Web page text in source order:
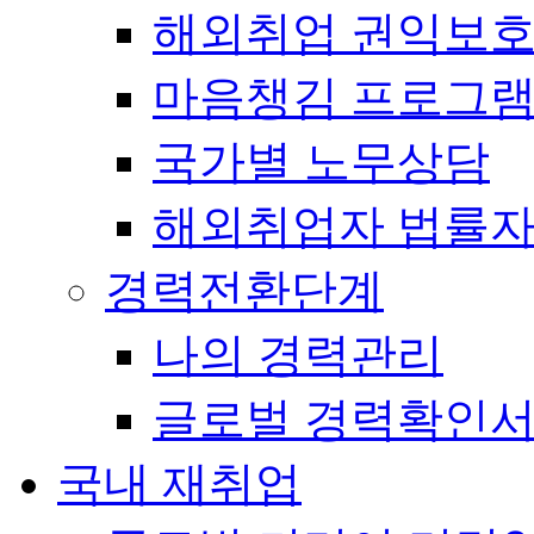
해외취업 권익보
마음챙김 프로그
국가별 노무상담
해외취업자 법률
경력전환단계
나의 경력관리
글로벌 경력확인
국내 재취업